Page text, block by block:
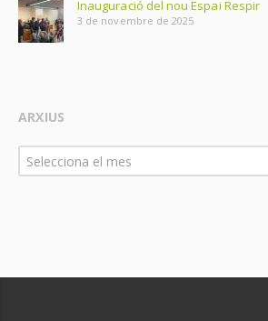
Inauguració del nou Espai Respir
3 de novembre de 2025
ARXIUS
Arxius
Selecciona el mes